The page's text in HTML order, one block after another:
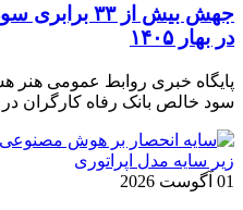
جهش بیش از
در بهار ۱۴۰۵
سود خالص بانک رفاه کارگران در بهار
01 آگوست 2026